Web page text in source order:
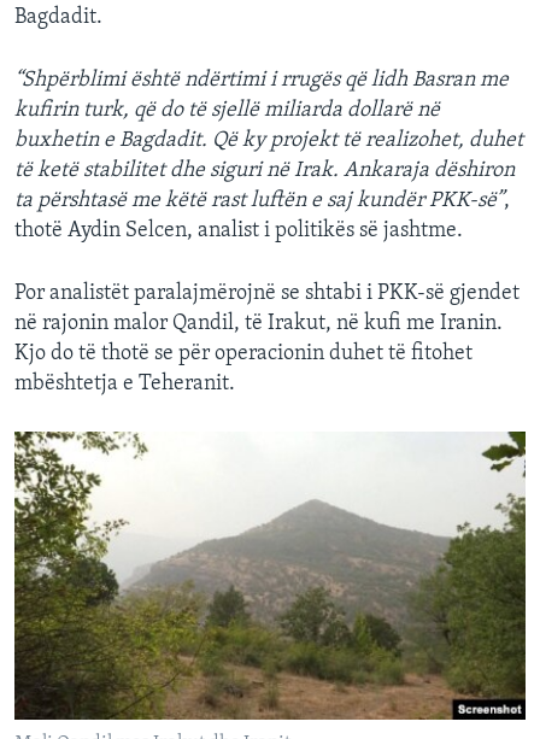
Bagdadit.
“Shpërblimi është ndërtimi i rrugës që lidh Basran me
kufirin turk, që do të sjellë miliarda dollarë në
buxhetin e Bagdadit. Që ky projekt të realizohet, duhet
të ketë stabilitet dhe siguri në Irak. Ankaraja dëshiron
ta përshtasë me këtë rast luftën e saj kundër PKK-së”,
thotë Aydin Selcen, analist i politikës së jashtme.
Por analistët paralajmërojnë se shtabi i PKK-së gjendet
në rajonin malor Qandil, të Irakut, në kufi me Iranin.
Kjo do të thotë se për operacionin duhet të fitohet
mbështetja e Teheranit.